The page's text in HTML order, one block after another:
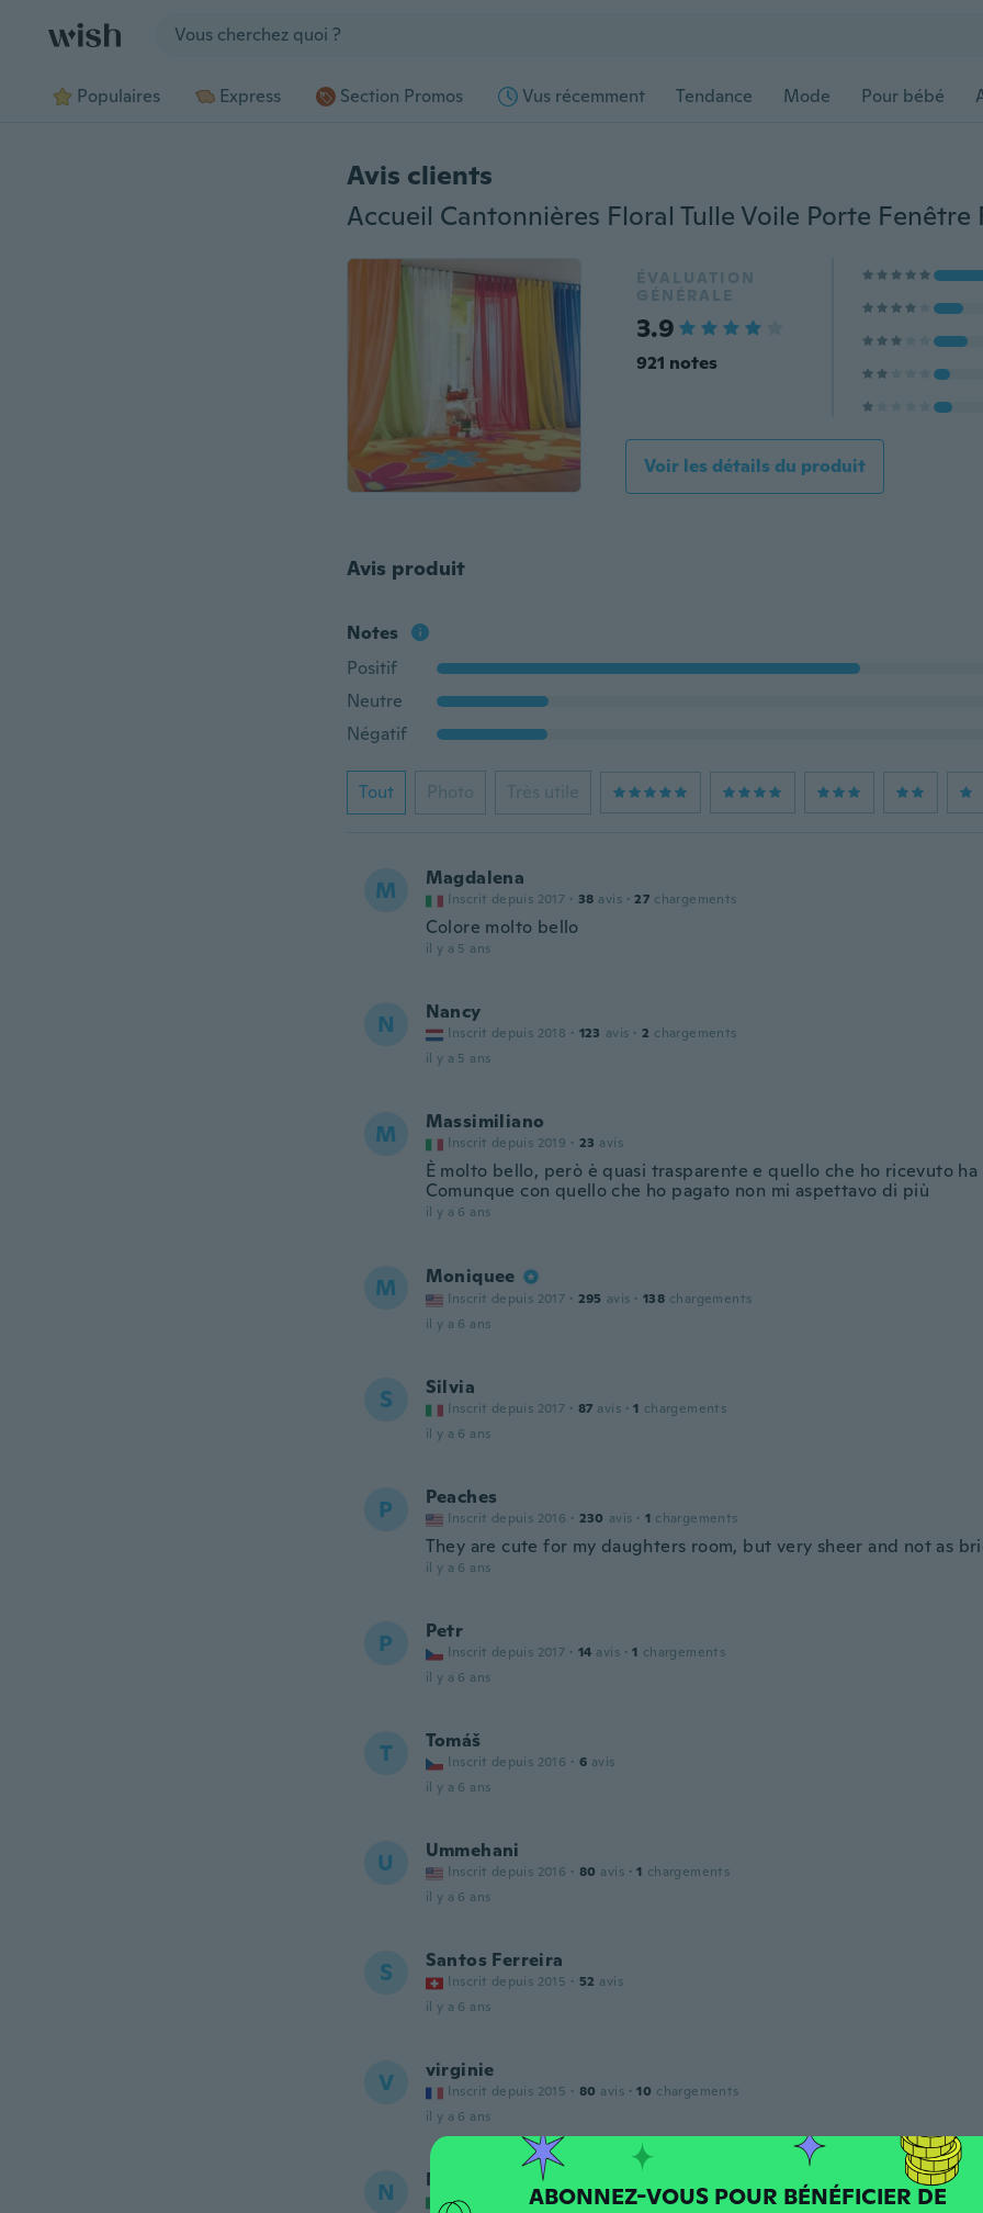
Populaires Express Section Promos Vus récemment Tendance Mode Pour bébé
Avis clients
ÉVALUATION
GÉNÉRALE
3.9
921 notes
Voir les détails du produit
Avis produit
Notes
Positif
Neutre
Négatif
Tout Photo Très utile
M Magdalena
Inscrit depuis 2017 · 38 avis · 27 chargements
Colore molto bello
il y a 5 ans
N Nancy
Inscrit depuis 2018 · 123 avis · 2 chargements
il y a 5 ans
M Massimiliano
Inscrit depuis 2019 · 23 avis
È molto bello, però è quasi trasparente e quello che ho ricevuto
Comunque con quello che ho pagato non mi aspettavo di più
il y a 6 ans
M Moniquee
Inscrit depuis 2017 · 295 avis · 138 chargements
il y a 6 ans
S Silvia
Inscrit depuis 2017 · 87 avis · 1 chargements
il y a 6 ans
P Peaches
Inscrit depuis 2016 · 230 avis · 1 chargements
They are cute for my daughters room, but very sheer and not as
il y a 6 ans
P Petr
Inscrit depuis 2017 · 14 avis · 1 chargements
il y a 6 ans
T Tomáš
Inscrit depuis 2016 · 6 avis
il y a 6 ans
U Ummehani
Inscrit depuis 2016 · 80 avis · 1 chargements
il y a 6 ans
S Santos Ferreira
Inscrit depuis 2015 · 52 avis
il y a 6 ans
V virginie
Inscrit depuis 2015 · 80 avis · 10 chargements
il y a 6 ans
N Narriman
Inscrit depuis 2017 · 8 avis